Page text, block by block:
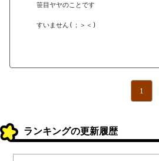
笹目ヤヤのことです
すいません(；＞＜)
1
ランキングの更新履歴